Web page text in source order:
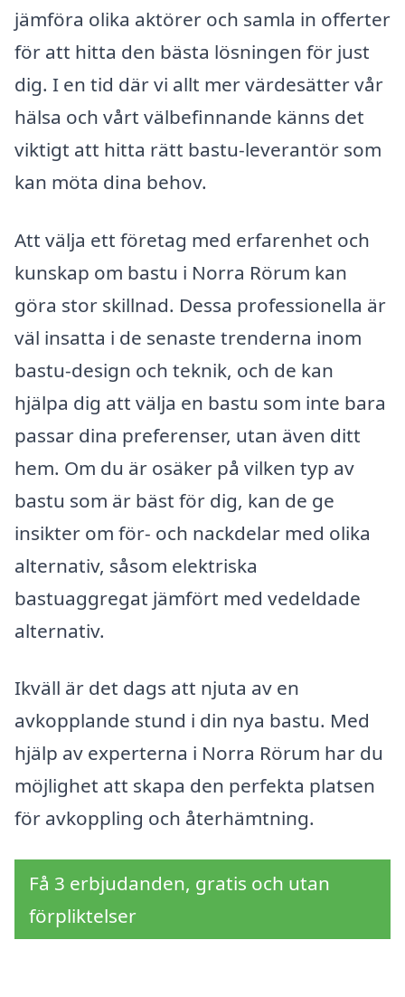
jämföra olika aktörer och samla in offerter
för att hitta den bästa lösningen för just
dig. I en tid där vi allt mer värdesätter vår
hälsa och vårt välbefinnande känns det
viktigt att hitta rätt bastu-leverantör som
kan möta dina behov.
Att välja ett företag med erfarenhet och
kunskap om bastu i Norra Rörum kan
göra stor skillnad. Dessa professionella är
väl insatta i de senaste trenderna inom
bastu-design och teknik, och de kan
hjälpa dig att välja en bastu som inte bara
passar dina preferenser, utan även ditt
hem. Om du är osäker på vilken typ av
bastu som är bäst för dig, kan de ge
insikter om för- och nackdelar med olika
alternativ, såsom elektriska
bastuaggregat jämfört med vedeldade
alternativ.
Ikväll är det dags att njuta av en
avkopplande stund i din nya bastu. Med
hjälp av experterna i Norra Rörum har du
möjlighet att skapa den perfekta platsen
för avkoppling och återhämtning.
Få 3 erbjudanden, gratis och utan
förpliktelser